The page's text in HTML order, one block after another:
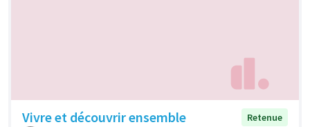
Vivre et découvrir ensemble
Retenue